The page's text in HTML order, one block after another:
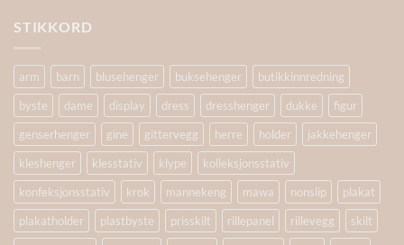
STIKKORD
arm barn blusehenger buksehenger
butikkinnredning
byste
dame display dress dresshenger dukke
figur
genserhenger
gine gittervegg herre holder
jakkehenger
kleshenger
klesstativ klype
kolleksjonsstativ
konfeksjonsstativ
krok mannekeng mawa nonslip
plakat
plakatholder
plastbyste prisskilt rillepanel rillevegg
skilt